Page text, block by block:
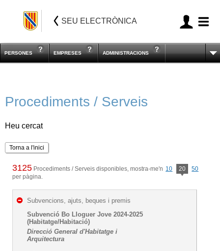
SEU ELECTRÒNICA
PERSONES EMPRESES ADMINISTRACIONS
Procediments / Serveis
Heu cercat
Torna a l'inici
3125 Procediments / Serveis disponibles, mostra-me'n 10 20
50
per pàgina.
Subvencions, ajuts, beques i premis
Subvenció Bo Lloguer Jove 2024-2025
(Habitatge/Habitació)
Direcció General d'Habitatge i
Arquitectura